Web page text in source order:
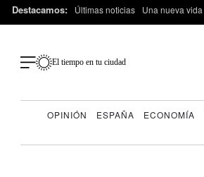
Destacamos: Últimas noticias Una nueva vida
El tiempo en tu ciudad
OPINIÓN ESPAÑA ECONOMÍA